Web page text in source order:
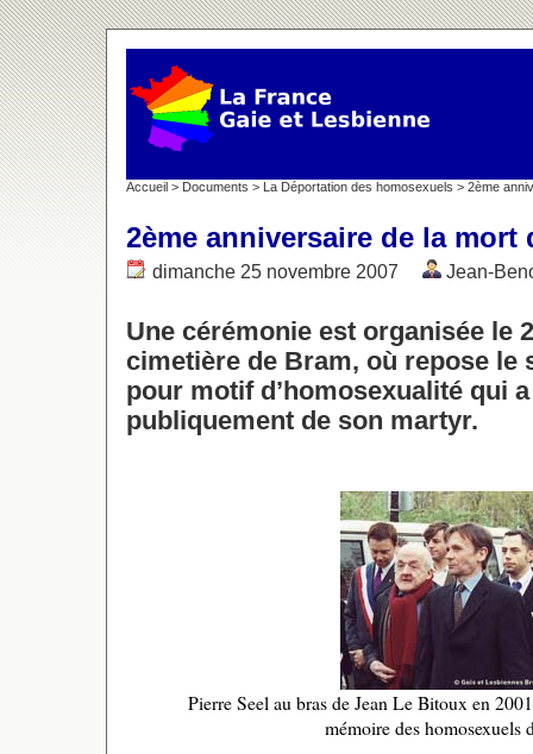
Accueil > Documents > La Déportation des homosexuels > 2ème
2ème anniversaire de la mort
dimanche 25 novembre 2007 Jean-
Une cérémonie est organisée le
cimetière de Bram, où repose le
pour motif d’homosexualité qui
publiquement de son martyr.
Pierre Seel au bras de Jean Le Bitoux en
mémoire des homosexuels